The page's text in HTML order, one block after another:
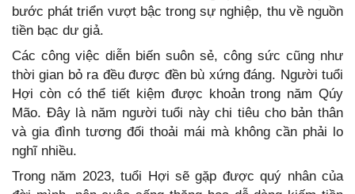
bước phát triển vượt bậc trong sự nghiệp, thu về nguồn
tiền bạc dư giả.
Các công việc diễn biến suôn sẻ, công sức cũng như
thời gian bỏ ra đều được đền bù xứng đáng. Người tuổi
Hợi còn có thể tiết kiệm được khoản trong năm Qúy
Mão. Đây là năm người tuổi này chi tiêu cho bản thân
và gia đình tương đối thoải mái mà không cần phải lo
nghĩ nhiều.
Trong năm 2023, tuổi Hợi sẽ gặp được quý nhân của